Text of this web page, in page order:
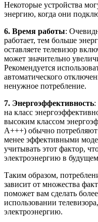
Некоторые устройства
энергию, когда они
6. Время работы:
работает, тем больше
оставляете телевизор
может значительно
Рекомендуется
автоматического
ненужное потребление.
7. Энергоэффективность:
на класс
высоким классом
A+++) обычно
менее эффективными
учитывать этот фактор,
электроэнергию в
Таким образом,
зависит от множества
поможет вам сделать
использовании
электроэнергию.